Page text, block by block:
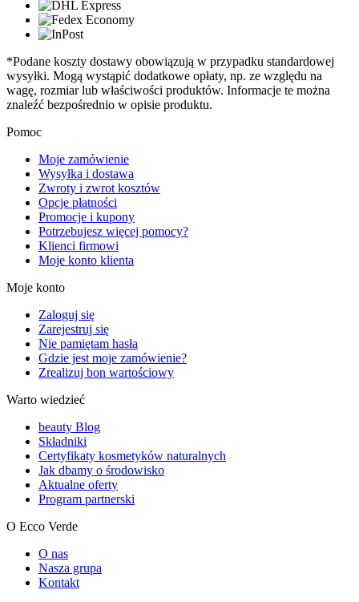
*Podane koszty dostawy obowiązują w przypadku standardowej
wysyłki. Mogą wystąpić dodatkowe opłaty, np. ze względu na
wagę, rozmiar lub właściwości produktów. Informacje te można
znaleźć bezpośrednio w opisie produktu.
Pomoc
Moje zamówienie
Wysyłka i dostawa
Zwroty i zwrot kosztów
Opcje płatności
Promocje i kupony
Potrzebujesz więcej pomocy?
Klienci firmowi
Moje konto klienta
Moje konto
Zaloguj się
Zarejestruj się
Nie pamiętam hasła
Gdzie jest moje zamówienie?
Zrealizuj bon wartościowy
Warto wiedzieć
beauty Blog
Składniki
Certyfikaty kosmetyków naturalnych
Jak dbamy o środowisko
Aktualne oferty
Program partnerski
O Ecco Verde
O nas
Nasza grupa
Kontakt